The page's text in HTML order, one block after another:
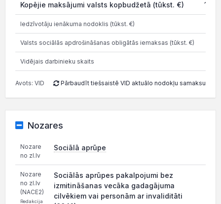
Kopējie maksājumi valsts kopbudžetā (tūkst. €)
Iedzīvotāju ienākuma nodoklis (tūkst. €)
Valsts sociālās apdrošināšanas obligātās iemaksas (tūkst. €)
Vidējais darbinieku skaits
Avots: VID Pārbaudīt tiešsaistē VID aktuālo nodokļu samaksu
Nozares
Nozare
no zl.lv
Sociālā aprūpe
Nozare
no zl.lv
(NACE2)
Redakcija
Sociālās aprūpes pakalpojumi bez
izmitināšanas vecāka gadagājuma
cilvēkiem vai personām ar invaliditāti